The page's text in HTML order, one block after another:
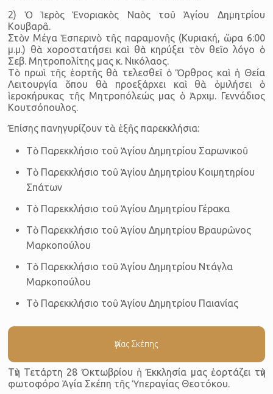
2) Ὁ Ἱερὸς Ἑνοριακὸς Ναὸς τοῦ Ἁγίου Δημητρίου
Κουβαρᾶ.
Στὸν Μέγα Ἑσπερινὸ τῆς παραμονῆς (Κυριακή, ὥρα 6:00
μ.μ.) θὰ χοροστατήσει καὶ θὰ κηρύξει τὸν θεῖο λόγο ὁ
Σεβ. Μητροπολίτης μας κ. Νικόλαος.
Τὸ πρωὶ τῆς ἑορτῆς θὰ τελεσθεῖ ὁ Ὄρθρος καὶ ἡ Θεία
Λειτουργία ὅπου θὰ προεξάρχει καὶ θὰ ὁμιλήσει ὁ
ἱεροκήρυκας τῆς Μητρο­πόλεώς μας ὁ Ἀρχιμ. Γεννάδιος
Κουτσό­που­λος.
Ἐπίσης πανηγυρίζουν τὰ ἑξῆς παρεκκλήσια:
Τὸ Παρεκκλήσιο τοῦ Ἁγίου Δημητρίου Σαρωνικοῦ
Τὸ Παρεκκλήσιο τοῦ Ἁγίου Δημητρίου Κοιμητηρίου
Σπάτων
Τὸ Παρεκκλήσιο τοῦ Ἁγίου Δημητρίου Γέρακα
Τὸ Παρεκκλήσιο τοῦ Ἁγίου Δημητρίου Βραυρῶνος
Μαρκοπούλου
Τὸ Παρεκκλήσιο τοῦ Ἁγίου Δημητρίου Ντάγλα
Μαρκοπούλου
Τὸ Παρεκκλήσιο τοῦ Ἁγίου Δημητρίου Παιανίας
Ἁγίας Σκέπης
Τὴν Τετάρτη 28 Ὀκτωβρίου ἡ Ἐκκλησία μας ἑορτάζει τὴν
φωτοφόρο Ἁγία Σκέπη τῆς Ὑπεραγίας Θεοτόκου.